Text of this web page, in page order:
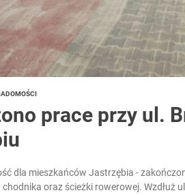
prace przy ul.
dla mieszkańców Jastrzębia -
oraz ścieżki rowerowej. Wzdłuż